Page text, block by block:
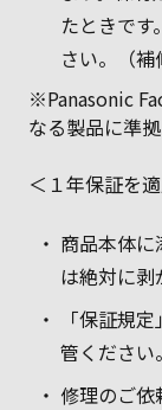
たときで
さい。（補
※Panasonic
なる製品に準拠
＜１年保証を
商品本体に
は絶対に剥
「保証規
管ください。
修理のご依